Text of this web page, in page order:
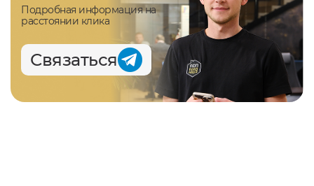
Подробная информация на
расстоянии клика
Связаться